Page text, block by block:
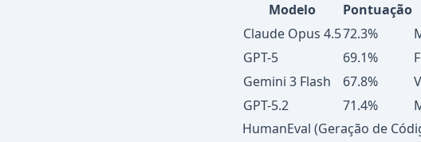
Modelo
Pontuação
Claude Opus 4.572.3%
GPT-5
69.1%
Gemini 3 Flash
67.8%
GPT-5.2
71.4%
HumanEval (Geração de